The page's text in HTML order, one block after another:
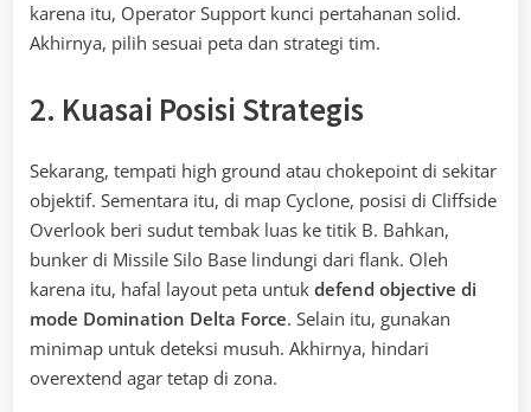
karena itu, Operator Support kunci pertahanan solid.
Akhirnya, pilih sesuai peta dan strategi tim.
2. Kuasai Posisi Strategis
Sekarang, tempati high ground atau chokepoint di sekitar
objektif. Sementara itu, di map Cyclone, posisi di Cliffside
Overlook beri sudut tembak luas ke titik B. Bahkan,
bunker di Missile Silo Base lindungi dari flank. Oleh
karena itu, hafal layout peta untuk defend objective di
mode Domination Delta Force. Selain itu, gunakan
minimap untuk deteksi musuh. Akhirnya, hindari
overextend agar tetap di zona.